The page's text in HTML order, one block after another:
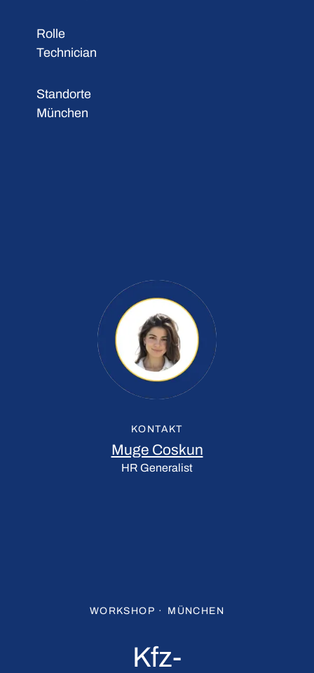
Rolle
Technician
Standorte
München
KONTAKT
Muge Coskun
HR Generalist
WORKSHOP · MÜNCHEN
Kfz-